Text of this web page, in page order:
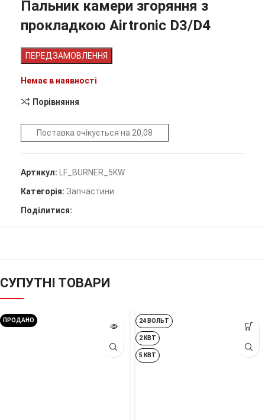
Пальник камери згоряння з
прокладкою Airtronic D3/D4
ПЕРЕДЗАМОВЛЕННЯ
Немає в наявності
Порівняння
Поставка очікується на 20,08
Артикул: LF_BURNER_5KW
Категорія: Запчастини
Поділитися:
СУПУТНІ ТОВАРИ
ПРОДАНО 24 ВОЛЬТ
2 КВТ
5 КВТ